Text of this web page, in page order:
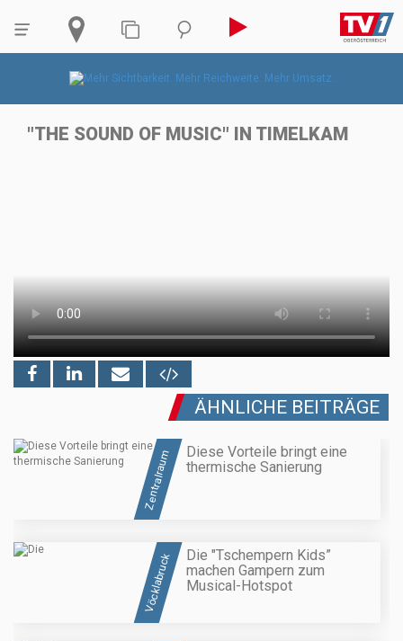
"THE SOUND OF MUSIC" IN TIMELKAM
ÄHNLICHE BEITRÄGE
Zentralraum
Diese Vorteile bringt eine
thermische Sanierung
Vöcklabruck
Die "Tschempern Kids”
machen Gampern zum
Musical-Hotspot